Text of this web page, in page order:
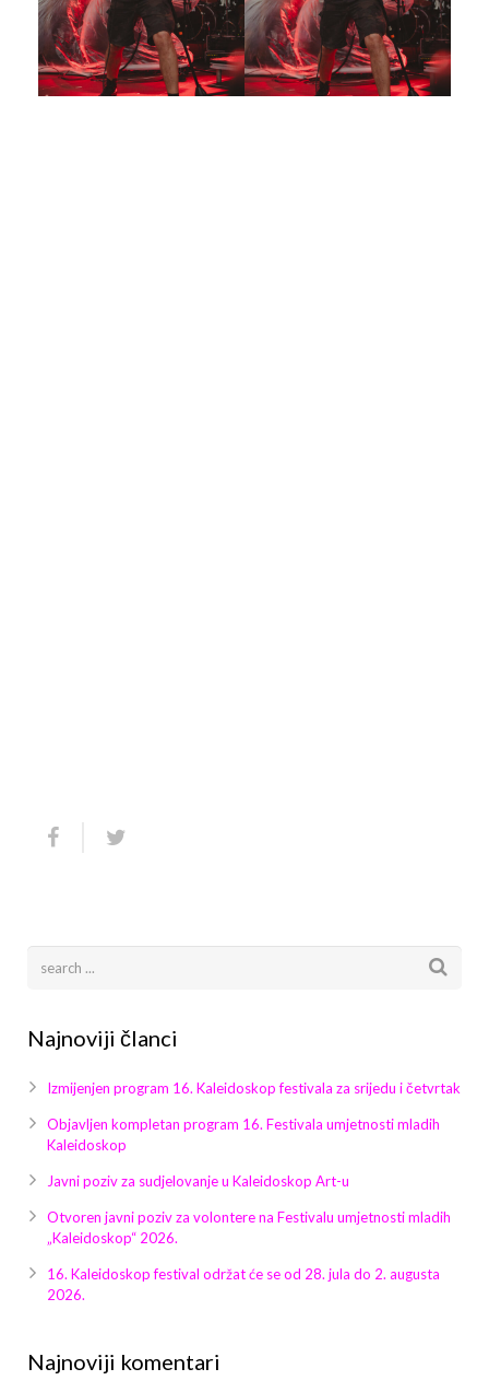
Galerija 2019
Galerija 2022
Najnoviji članci
Izmijenjen program 16. Kaleidoskop festivala za srijedu i četvrtak
Objavljen kompletan program 16. Festivala umjetnosti mladih
Kaleidoskop
Javni poziv za sudjelovanje u Kaleidoskop Art-u
Otvoren javni poziv za volontere na Festivalu umjetnosti mladih
„Kaleidoskop“ 2026.
16. Kaleidoskop festival održat će se od 28. jula do 2. augusta
2026.
Najnoviji komentari